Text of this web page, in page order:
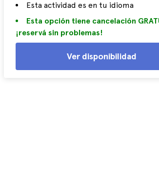
Esta actividad es en tu idioma
Esta opción tiene cancelación
¡reservá sin problemas!
Ver disponibilidad